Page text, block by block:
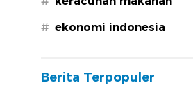
# ekonomi indonesia
Berita Terpopuler